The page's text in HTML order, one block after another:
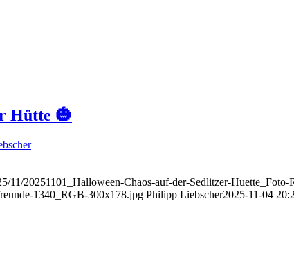
Hütte 🎃
11/20251101_Halloween-Chaos-auf-der-Sedlitzer-Huette_Foto-
1340_RGB-300x178.jpg Philipp Liebscher2025-11-04